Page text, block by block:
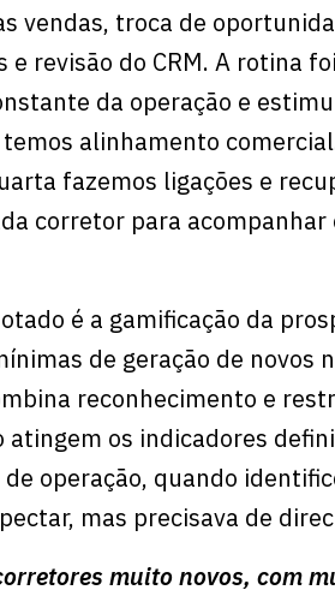
vendas, troca de
e revisão do CRM. A rotina
da operação e
alinhamento
fazemos ligações e
corretor para
é a gamificação da
de geração de novos
reconhecimento e
atingem os indicadores
operação, quando
mas precisava de
muito novos, com